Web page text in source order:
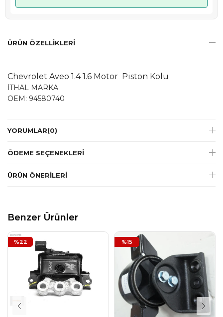
ÜRÜN ÖZELLIKLERI
Chevrolet Aveo 1.4 1.6 Motor Piston Kolu
İTHAL MARKA
OEM: 94580740
YORUMLAR(0)
ÖDEME SEÇENEKLERI
ÜRÜN ÖNERILERI
Benzer Ürünler
%22 %15